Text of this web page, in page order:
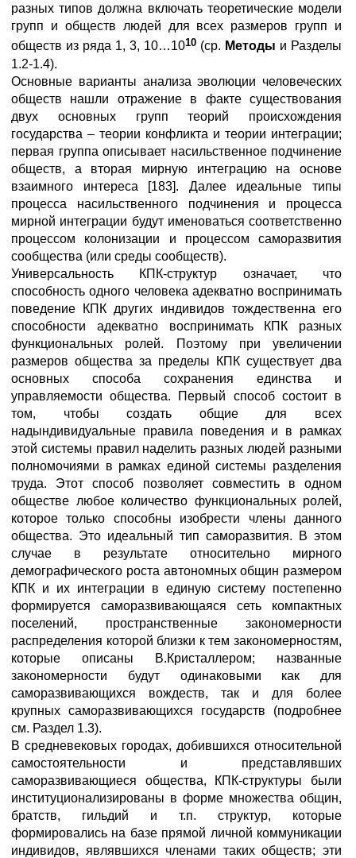
разных типов должна включать теоретические модели
групп и обществ людей для всех размеров групп и
обществ из ряда 1, 3, 10…1010 (ср. Методы и Разделы
1.2-1.4).
Основные варианты анализа эволюции человеческих
обществ нашли отражение в факте существования
двух основных групп теорий происхождения
государства – теории конфликта и теории интеграции;
первая группа описывает насильственное подчинение
обществ, а вторая мирную интеграцию на основе
взаимного интереса [183]. Далее идеальные типы
процесса насильственного подчинения и процесса
мирной интеграции будут именоваться соответственно
процессом колонизации и процессом саморазвития
сообщества (или среды сообществ).
Универсальность КПК-структур означает, что
способность одного человека адекватно воспринимать
поведение КПК других индивидов тождественна его
способности адекватно воспринимать КПК разных
функциональных ролей. Поэтому при увеличении
размеров общества за пределы КПК существует два
основных способа сохранения единства и
управляемости общества. Первый способ состоит в
том, чтобы создать общие для всех
надындивидуальные правила поведения и в рамках
этой системы правил наделить разных людей разными
полномочиями в рамках единой системы разделения
труда. Этот способ позволяет совместить в одном
обществе любое количество функциональных ролей,
которое только способны изобрести члены данного
общества. Это идеальный тип саморазвития. В этом
случае в результате относительно мирного
демографического роста автономных общин размером
КПК и их интеграции в единую систему постепенно
формируется саморазвивающаяся сеть компактных
поселений, пространственные закономерности
распределения которой близки к тем закономерностям,
которые описаны В.Кристаллером; названные
закономерности будут одинаковыми как для
саморазвивающихся вождеств, так и для более
крупных саморазвивающихся государств (подробнее
см. Раздел 1.3).
В средневековых городах, добившихся относительной
самостоятельности и представлявших
саморазвивающиеся общества, КПК-структуры были
институционализированы в форме множества общин,
братств, гильдий и т.п. структур, которые
формировались на базе прямой личной коммуникации
индивидов, являвшихся членами таких обществ; эти